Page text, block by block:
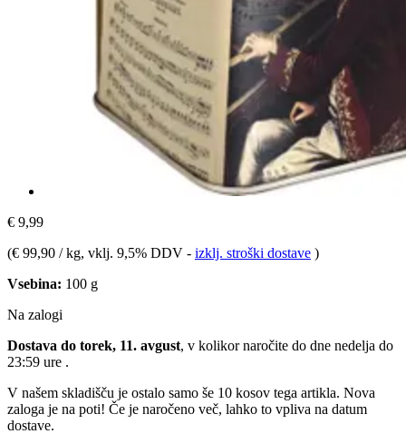
€ 9,99
(€ 99,90 / kg, vklj. 9,5% DDV - izklj. stroški dostave )
Vsebina: 100 g
Na zalogi
Dostava do torek, 11. avgust, v kolikor naročite do dne nedelja do
23:59 ure .
V našem skladišču je ostalo samo še 10 kosov tega artikla. Nova
zaloga je na poti! Če je naročeno več, lahko to vpliva na datum
dostave.